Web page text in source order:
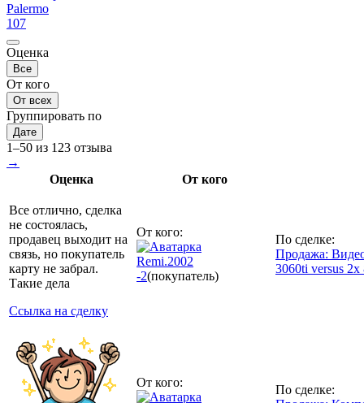
Palermo
107
Оценка
Все
От кого
От всех
Группировать по
Дате
1–50 из 123 отзыва
→
Оценка
От кого
Все отлично, сделка
не состоялась,
продавец выходит на
связь, но покупатель
карту не забрал.
Такие дела
Ссылка на сделку
От кого:
Remi.2002
-2(покупатель)
По сделке:
Продажа:
3060ti versus 2x
От кого:
По сделке: